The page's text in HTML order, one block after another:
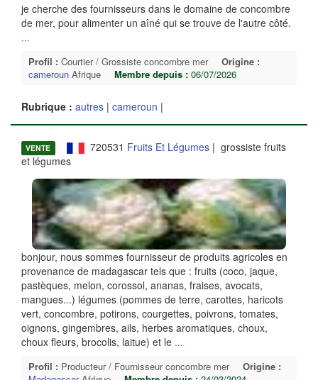
je cherche des fournisseurs dans le domaine de concombre
de mer, pour alimenter un aîné qui se trouve de l'autre côté.
...
Profil : Courtier / Grossiste concombre mer
Origine :
cameroun Afrique Membre depuis : 06/07/2026
Rubrique : autres | cameroun |
VENTE 720531 Fruits Et Légumes| grossiste fruits
et légumes
bonjour, nous sommes fournisseur de produits agricoles en
provenance de madagascar tels que : fruits (coco, jaque,
pastèques, melon, corossol, ananas, fraises, avocats,
mangues...) légumes (pommes de terre, carottes, haricots
vert, concombre, potirons, courgettes, poivrons, tomates,
oignons, gingembres, ails, herbes aromatiques, choux,
choux fleurs, brocolis, laitue) et le ...
Profil : Producteur / Fournisseur concombre mer
Origine :